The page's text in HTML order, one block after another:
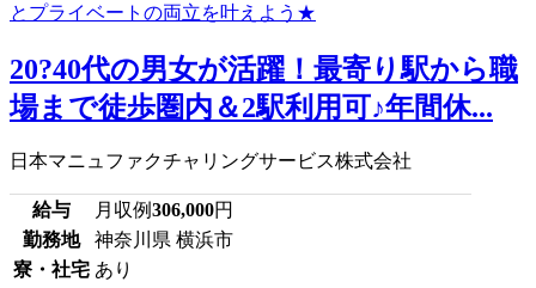
20?40代の男女が活躍！最寄り駅から職
場まで徒歩圏内＆2駅利用可♪年間休...
日本マニュファクチャリングサービス株式会社
給与 月収例306,000円
勤務地
神奈川県 横浜市
寮・社宅 あり